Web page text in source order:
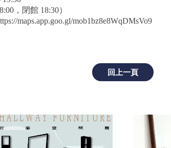
，閉館 18:30）
maps.app.goo.gl/mob1bz8e8WqDMsVo9
回上一頁